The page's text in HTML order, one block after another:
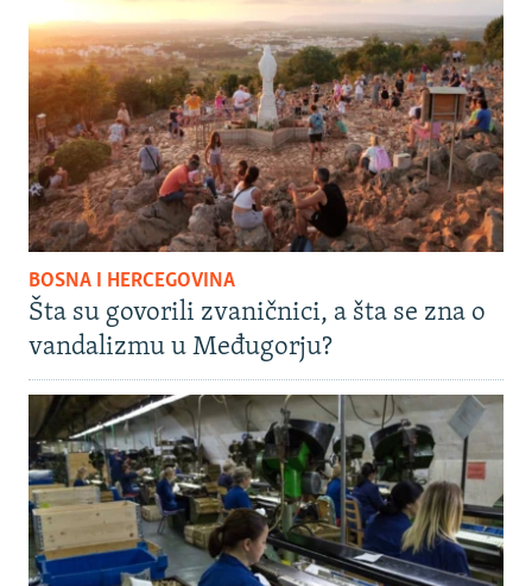
BOSNA I HERCEGOVINA
Šta su govorili zvaničnici, a šta se zna o
vandalizmu u Međugorju?